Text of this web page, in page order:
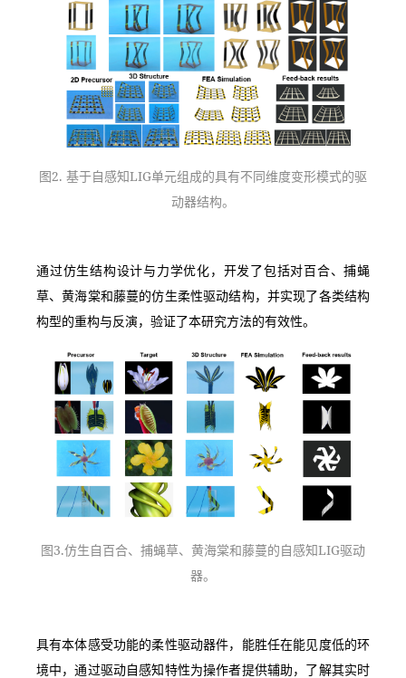
图2. 基于自感知LIG单元组成的具有不同维度变形模式的驱
动器结构。
通过仿生结构设计与力学优化，开发了包括对百合、捕蝇
草、黄海棠和藤蔓的仿生柔性驱动结构，并实现了各类结构
构型的重构与反演，验证了本研究方法的有效性。
图3.仿生自百合、捕蝇草、黄海棠和藤蔓的自感知LIG驱动
器。
具有本体感受功能的柔性驱动器件，能胜任在能见度低的环
境中，通过驱动自感知特性为操作者提供辅助，了解其实时